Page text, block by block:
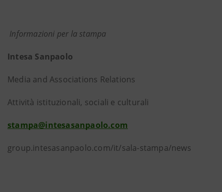
Informazioni per la stampa
Intesa Sanpaolo
Media and Associations Relations
Attività istituzionali, sociali e culturali
stampa@intesasanpaolo.com
group.intesasanpaolo.com/it/sala-stampa/news